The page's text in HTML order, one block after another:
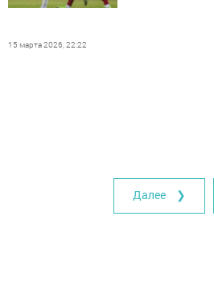
15 марта 2026, 22:22
Далее ❯